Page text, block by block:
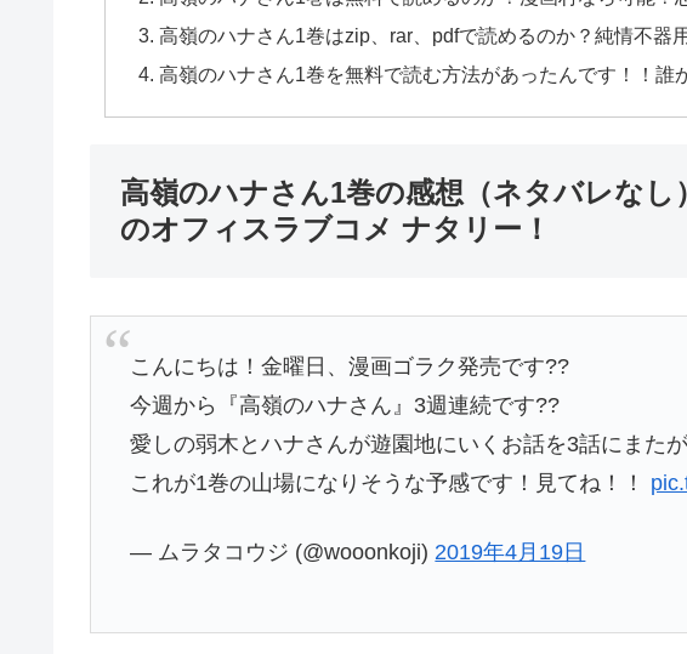
高嶺のハナさん1巻はzip、rar、pdfで読めるのか？純情不器
高嶺のハナさん1巻を無料で読む方法があったんです！！誰
高嶺のハナさん1巻の感想（ネタバレな
のオフィスラブコメ ナタリー！
こんにちは！金曜日、漫画ゴラク発売です??
今週から『高嶺のハナさん』3週連続です??
愛しの弱木とハナさんが遊園地にいくお話を3話にまた
これが1巻の山場になりそうな予感です！見てね！！
— ムラタコウジ (@wooonkoji) 2019年4月19日